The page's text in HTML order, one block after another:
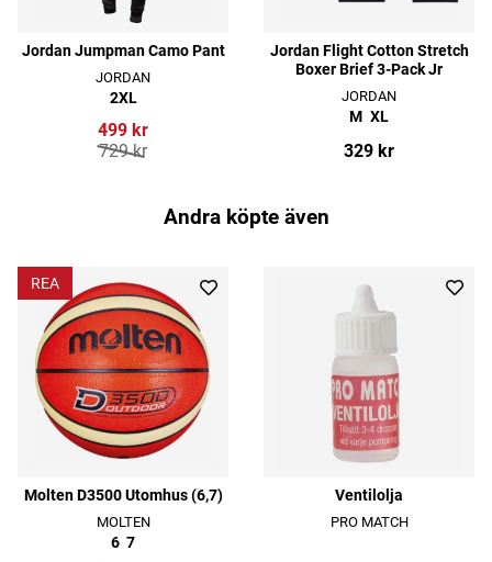
Jordan Jumpman Camo Pant
JORDAN
2XL
499 kr
729 kr
Jordan Flight Cotton Stretch
Boxer Brief 3-Pack Jr
JORDAN
M XL
329 kr
Andra köpte även
REA
Molten D3500 Utomhus (6,7)
MOLTEN
6 7
Ventilolja
PRO MATCH